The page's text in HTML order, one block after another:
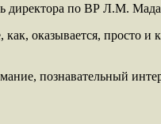
директора по ВР Л.М.
оказывается, просто
познавательный